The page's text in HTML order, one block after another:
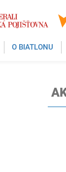
O BIATLONU